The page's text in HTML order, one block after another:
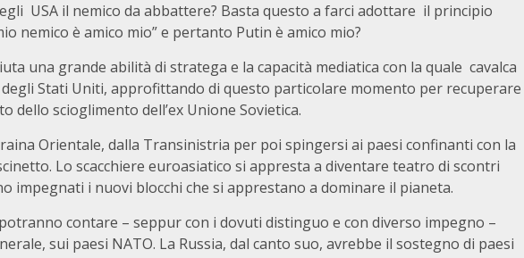
USA il nemico da abbattere? Basta questo a farci adottare il principio
nemico è amico mio” e pertanto Putin è amico mio?
una grande abilità di stratega e la capacità mediatica con la quale cavalca
Stati Uniti, approfittando di questo particolare momento per recuperare
dello scioglimento dell’ex Unione Sovietica.
Orientale, dalla Transinistria per poi spingersi ai paesi confinanti con la
Lo scacchiere euroasiatico si appresta a diventare teatro di scontri
impegnati i nuovi blocchi che si apprestano a dominare il pianeta.
contare – seppur con i dovuti distinguo e con diverso impegno –
sui paesi NATO. La Russia, dal canto suo, avrebbe il sostegno di paesi